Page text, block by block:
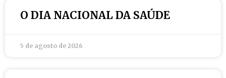
O DIA NACIONAL DA SAÚDE
5 de agosto de 2026